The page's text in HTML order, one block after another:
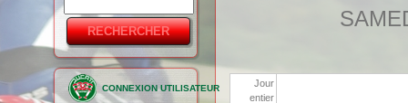
Formulaire
de
recherche
CONNEXION UTILISATEUR
Jour
entier